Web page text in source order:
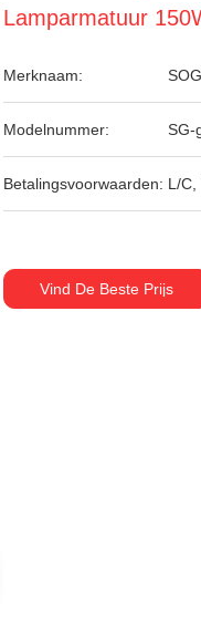
Lamparmatuur
Merknaam:
Modelnummer: SG-
Betalingsvoorwaarden: L/C,
Vind De Beste Prijs